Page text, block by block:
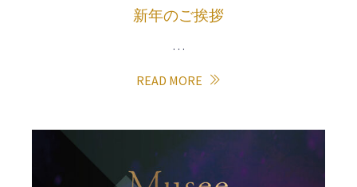
新年のご挨拶
…
READ MORE